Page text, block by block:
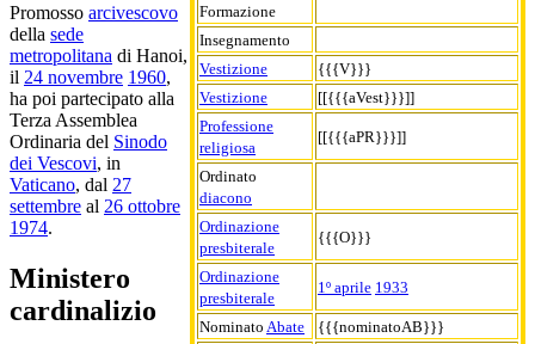
Formazione
Insegnamento
Vestizione
{{{V}}}
Vestizione
[[{{{aVest}}}]]
Professione
religiosa
[[{{{aPR}}}]]
Ordinato
diacono
Ordinazione
presbiterale
{{{O}}}
Ordinazione
presbiterale
1º aprile 1933
Nominato Abate
{{{nominatoAB}}}
Promosso arcivescovo
della sede
metropolitana di Hanoi,
il 24 novembre 1960,
ha poi partecipato alla
Terza Assemblea
Ordinaria del Sinodo
dei Vescovi, in
Vaticano, dal 27
settembre al 26 ottobre
1974.
Ministero
cardinalizio